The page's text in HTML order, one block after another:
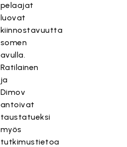
pelaajat
luovat
kiinnostavuutta
somen
avulla.
Ratilainen
ja
Dimov
antoivat
taustatueksi
myös
tutkimustietoa